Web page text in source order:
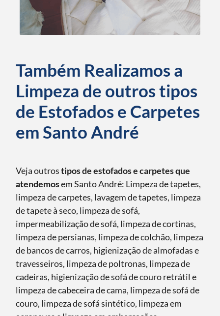
Também Realizamos a
Limpeza de outros tipos
de Estofados e Carpetes
em Santo André
Veja outrostipos de estofados e carpetes que
atendemosem Santo André: Limpeza de tapetes,
limpeza de carpetes, lavagem de tapetes, limpeza
de tapete à seco, limpeza de sofá,
impermeabilização de sofá, limpeza de cortinas,
limpeza de persianas, limpeza de colchão, limpeza
de bancos de carros, higienização de almofadas e
travesseiros, limpeza de poltronas, limpeza de
cadeiras, higienização de sofá de couro retrátil e
limpeza de cabeceira de cama, limpeza de sofá de
couro, limpeza de sofá sintético, limpeza em